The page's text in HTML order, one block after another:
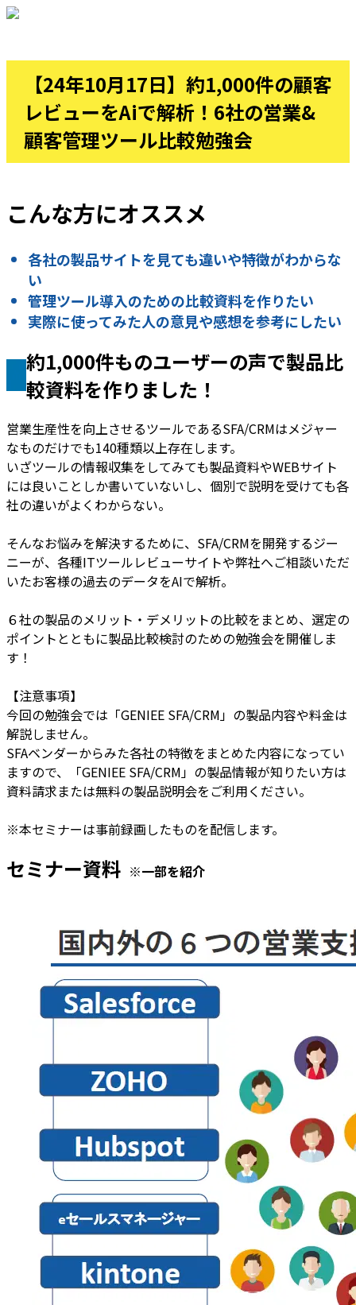
【24年10月17日】約1,000件の顧客
レビューをAiで解析！6社の営業&
顧客管理ツール比較勉強会
こんな方にオススメ
各社の製品サイトを見ても違いや特徴がわからな
い
管理ツール導入のための比較資料を作りたい
実際に使ってみた人の意見や感想を参考にしたい
約1,000件ものユーザーの声で製品比
較資料を作りました！
営業生産性を向上させるツールであるSFA/CRMはメジャー
なものだけでも140種類以上存在します。
いざツールの情報収集をしてみても製品資料やWEBサイト
には良いことしか書いていないし、個別で説明を受けても各
社の違いがよくわからない。
そんなお悩みを解決するために、SFA/CRMを開発するジー
ニーが、各種ITツールレビューサイトや弊社へご相談いただ
いたお客様の過去のデータをAIで解析。
６社の製品のメリット・デメリットの比較をまとめ、選定の
ポイントとともに製品比較検討のための勉強会を開催しま
す！
【注意事項】
今回の勉強会では「GENIEE SFA/CRM」の製品内容や料金は
解説しません。
SFAベンダーからみた各社の特徴をまとめた内容になってい
ますので、「GENIEE SFA/CRM」の製品情報が知りたい方は
資料請求または無料の製品説明会をご利用ください。
※本セミナーは事前録画したものを配信します。
セミナー資料 ※一部を紹介